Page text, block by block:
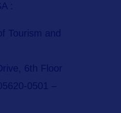
:
Tourism and
6th Floor
0501 –